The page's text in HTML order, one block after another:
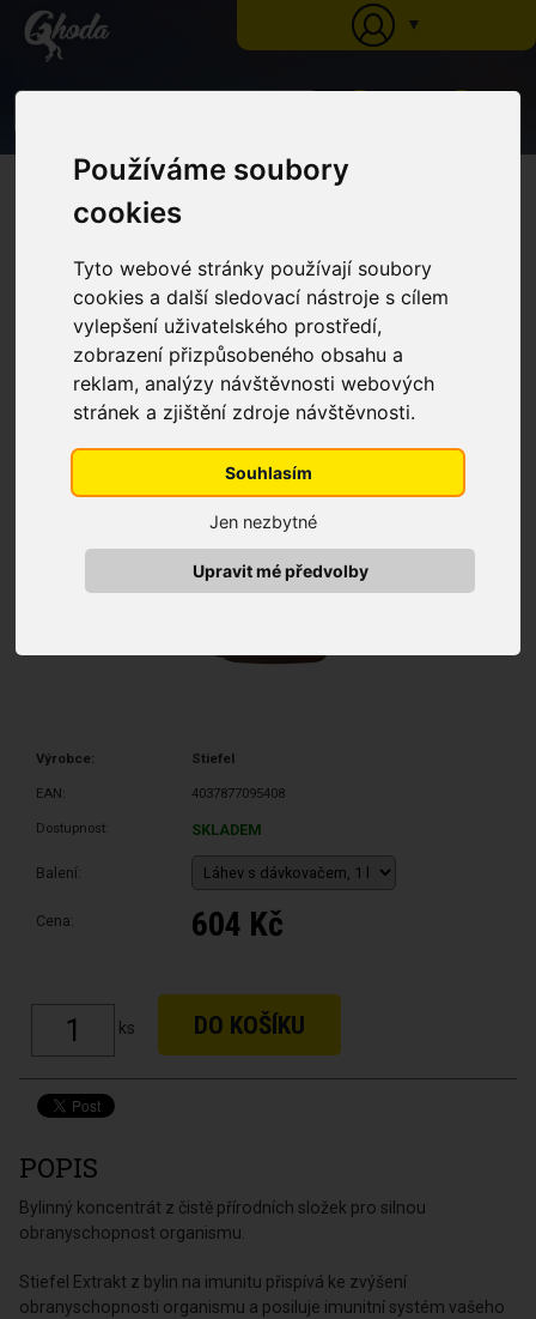
Používáme soubory
cookies
Tyto webové stránky používají soubory
cookies a další sledovací nástroje s cílem
vylepšení uživatelského prostředí,
zobrazení přizpůsobeného obsahu a
reklam, analýzy návštěvnosti webových
stránek a zjištění zdroje návštěvnosti.
Souhlasím
Jen nezbytné
Upravit mé předvolby
▼
»Katalog » Krmné doplňky»Tekuté extrakty z bylin
Tekutý bylinný extrakt Na
imunitu (Láhev s dávkovačem, 1
Výrobce: Stiefel
EAN: 4037877095408
Dostupnost: SKLADEM
Balení:
Cena: 604 Kč
ks
POPIS
Bylinný koncentrát z čistě přírodních složek pro silnou
obranyschopnost organismu.
Stiefel Extrakt z bylin na imunitu přispívá ke zvýšení
obranyschopnosti organismu a posiluje imunitní systém vašeho